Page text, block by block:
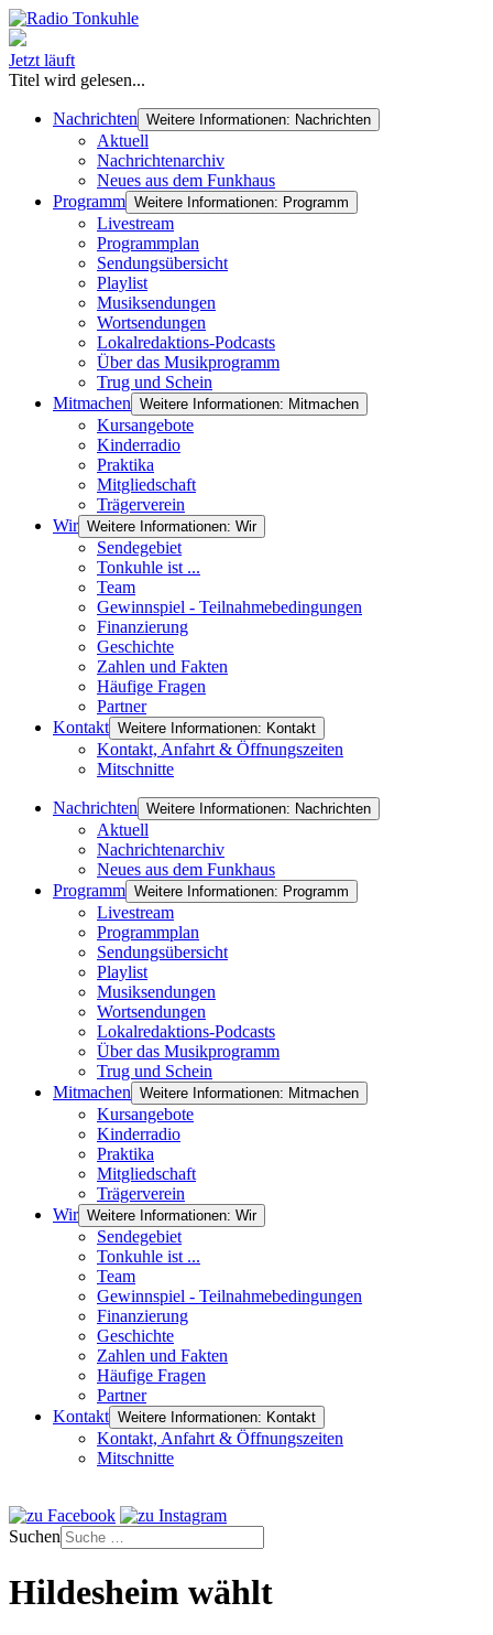
Jetzt läuft
Titel wird gelesen...
Nachrichten Weitere Informationen: Nachrichten
Aktuell
Nachrichtenarchiv
Neues aus dem Funkhaus
Programm Weitere Informationen: Programm
Livestream
Programmplan
Sendungsübersicht
Playlist
Musiksendungen
Wortsendungen
Lokalredaktions-Podcasts
Über das Musikprogramm
Trug und Schein
Mitmachen Weitere Informationen: Mitmachen
Kursangebote
Kinderradio
Praktika
Mitgliedschaft
Trägerverein
Wir Weitere Informationen: Wir
Sendegebiet
Tonkuhle ist ...
Team
Gewinnspiel - Teilnahmebedingungen
Finanzierung
Geschichte
Zahlen und Fakten
Häufige Fragen
Partner
Kontakt Weitere Informationen: Kontakt
Kontakt, Anfahrt & Öffnungszeiten
Mitschnitte
Nachrichten Weitere Informationen: Nachrichten
Aktuell
Nachrichtenarchiv
Neues aus dem Funkhaus
Programm Weitere Informationen: Programm
Livestream
Programmplan
Sendungsübersicht
Playlist
Musiksendungen
Wortsendungen
Lokalredaktions-Podcasts
Über das Musikprogramm
Trug und Schein
Mitmachen Weitere Informationen: Mitmachen
Kursangebote
Kinderradio
Praktika
Mitgliedschaft
Trägerverein
Wir Weitere Informationen: Wir
Sendegebiet
Tonkuhle ist ...
Team
Gewinnspiel - Teilnahmebedingungen
Finanzierung
Geschichte
Zahlen und Fakten
Häufige Fragen
Partner
Kontakt Weitere Informationen: Kontakt
Kontakt, Anfahrt & Öffnungszeiten
Mitschnitte
Suchen
Hildesheim wählt